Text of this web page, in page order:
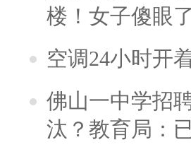
楼！女子傻眼
空调24小时开
佛山一中学招
汰？教育局：